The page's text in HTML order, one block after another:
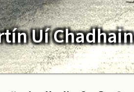
Uí Chadhain